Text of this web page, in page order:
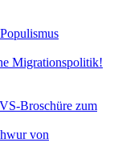
Migrationspolitik!
Broschüre zum
von